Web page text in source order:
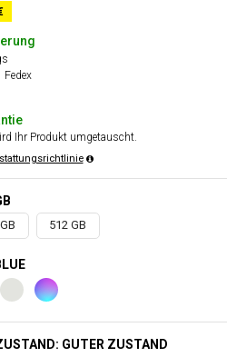
Fedex
Ihr Produkt umgetauscht.
512 GB
GUTER ZUSTAND